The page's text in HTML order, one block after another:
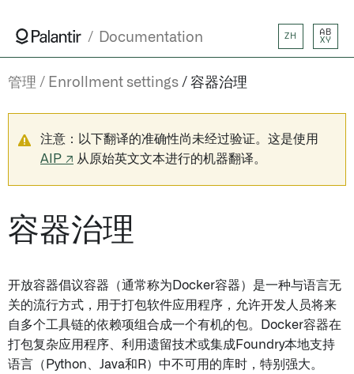
Documentation ZH
AB
XY
管理 Enrollment settings 容器治理
注意：以下翻译的准确性尚未经过验证。这是使用
AIP ↗ 从原始英文文本进行的机器翻译。
容器治理
开放容器倡议容器（通常称为Docker容器）是一种与语言无
关的流行方式，用于打包软件应用程序，允许开发人员将来
自多个工具链的依赖项组合成一个有机的包。Docker容器在
打包复杂应用程序、利用遗留技术或集成Foundry本地支持
语言（Python、Java和R）中不可用的库时，特别强大。